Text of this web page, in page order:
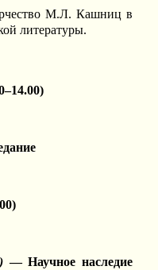
М.Л. Кашниц в
литературы.
— Научное наследие